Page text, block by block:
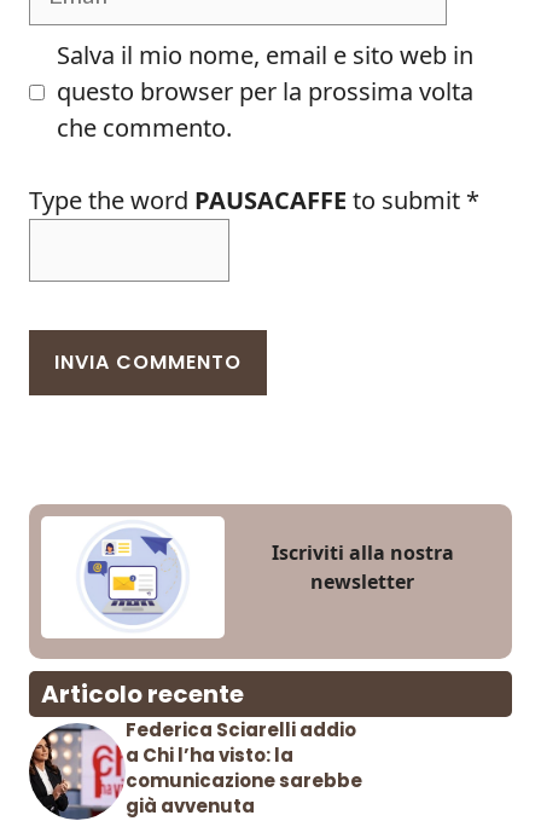
Salva il mio nome, email e sito web in
questo browser per la prossima volta
che commento.
Type the word PAUSACAFFE to submit *
Iscriviti alla nostra
newsletter
Articolo recente
Federica Sciarelli addio
a Chi l’ha visto: la
comunicazione sarebbe
già avvenuta